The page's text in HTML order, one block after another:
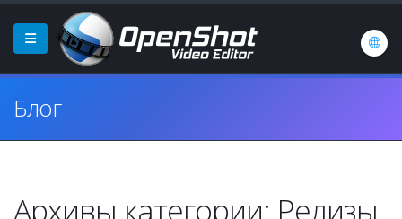
Блог
Архивы категории: Релизы